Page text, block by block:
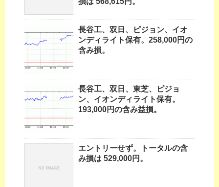
長谷工、双日、ピジョン、イオ
ンディライト保有。258,000円の
含み損。
長谷工、双日、東芝、ピジョ
ン、イオンディライト保有。
193,000円の含み益損。
エントリーせず。トータルの含
み損は 529,000円。